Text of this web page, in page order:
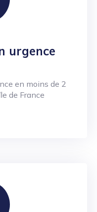
urgence
en moins de 2
de France